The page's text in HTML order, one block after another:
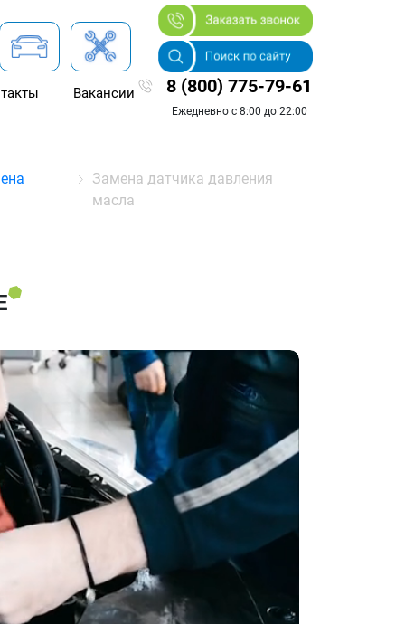
Вакансии 8 (800) 775-79-61
Ежедневно с 8:00 до 22:00
Замена датчика давления
масла